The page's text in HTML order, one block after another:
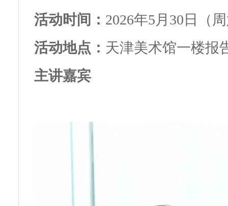
活动时间： 2026年5月30日（
活动地点： 天津美术馆一楼报
主讲嘉宾